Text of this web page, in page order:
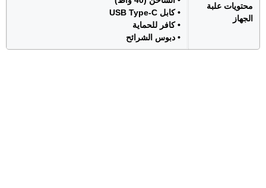
محتويات علبة
الجهاز
• كابل USB Type-C
• كافر للحماية
• دبوس الشرائح